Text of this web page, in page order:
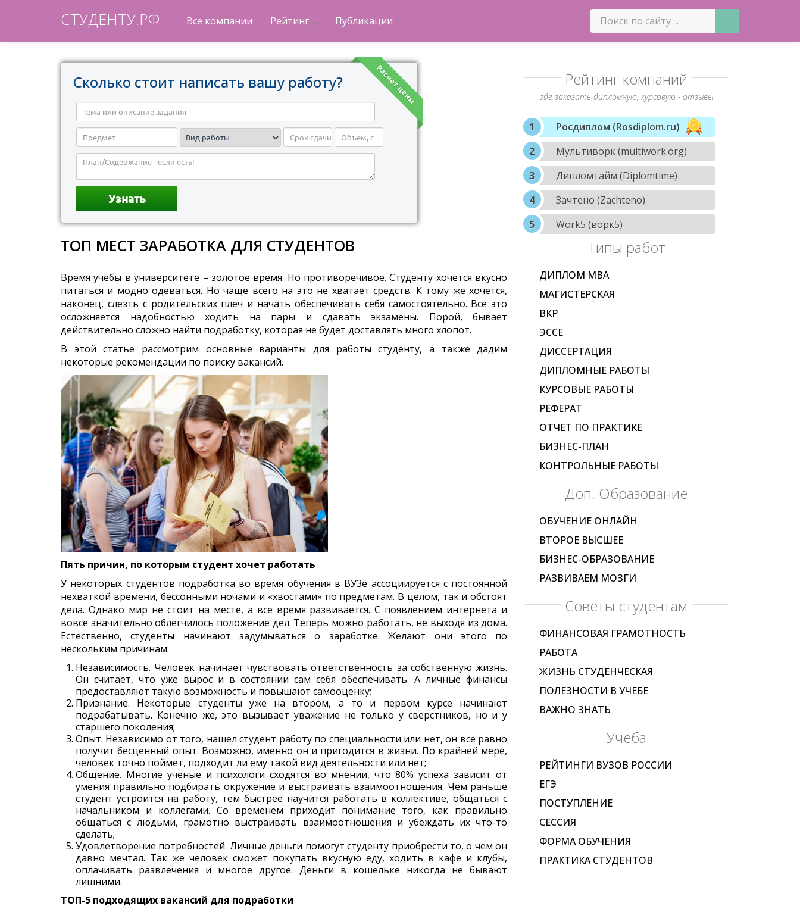
СТУДЕНТУ.РФ Все компании Рейтинг Публикации
Расчет цены
Сколько стоит написать вашу работу?
ТОП МЕСТ ЗАРАБОТКА ДЛЯ СТУДЕНТОВ
Время учебы в университете – золотое время. Но противоречивое. Студенту хочется вкусно
питаться и модно одеваться. Но чаще всего на это не хватает средств. К тому же хочется,
наконец, слезть с родительских плеч и начать обеспечивать себя самостоятельно. Все это
осложняется надобностью ходить на пары и сдавать экзамены. Порой, бывает
действительно сложно найти подработку, которая не будет доставлять много хлопот.
В этой статье рассмотрим основные варианты для работы студенту, а также дадим
некоторые рекомендации по поиску вакансий.
Пять причин, по которым студент хочет работать
У некоторых студентов подработка во время обучения в ВУЗе ассоциируется с постоянной
нехваткой времени, бессонными ночами и «хвостами» по предметам. В целом, так и обстоят
дела. Однако мир не стоит на месте, а все время развивается. С появлением интернета и
вовсе значительно облегчилось положение дел. Теперь можно работать, не выходя из дома.
Естественно, студенты начинают задумываться о заработке. Желают они этого по
нескольким причинам:
Независимость. Человек начинает чувствовать ответственность за собственную жизнь.
Он считает, что уже вырос и в состоянии сам себя обеспечивать. А личные финансы
предоставляют такую возможность и повышают самооценку;
Признание. Некоторые студенты уже на втором, а то и первом курсе начинают
подрабатывать. Конечно же, это вызывает уважение не только у сверстников, но и у
старшего поколения;
Опыт. Независимо от того, нашел студент работу по специальности или нет, он все равно
получит бесценный опыт. Возможно, именно он и пригодится в жизни. По крайней мере,
человек точно поймет, подходит ли ему такой вид деятельности или нет;
Общение. Многие ученые и психологи сходятся во мнении, что 80% успеха зависит от
умения правильно подбирать окружение и выстраивать взаимоотношения. Чем раньше
студент устроится на работу, тем быстрее научится работать в коллективе, общаться с
начальником и коллегами. Со временем приходит понимание того, как правильно
общаться с людьми, грамотно выстраивать взаимоотношения и убеждать их что-то
сделать;
Удовлетворение потребностей. Личные деньги помогут студенту приобрести то, о чем он
давно мечтал. Так же человек сможет покупать вкусную еду, ходить в кафе и клубы,
оплачивать развлечения и многое другое. Деньги в кошельке никогда не бывают
лишними.
ТОП-5 подходящих вакансий для подработки
Рейтинг компаний
где заказать дипломную, курсовую - отзывы
Росдиплом (Rosdiplom.ru)
Мультиворк (multiwork.org)
Дипломтайм (Diplomtime)
Зачтено (Zachteno)
Work5 (ворк5)
Типы работ
ДИПЛОМ МВА
МАГИСТЕРСКАЯ
ВКР
ЭССЕ
ДИССЕРТАЦИЯ
ДИПЛОМНЫЕ РАБОТЫ
КУРСОВЫЕ РАБОТЫ
РЕФЕРАТ
ОТЧЕТ ПО ПРАКТИКЕ
БИЗНЕС-ПЛАН
КОНТРОЛЬНЫЕ РАБОТЫ
Доп. Образование
ОБУЧЕНИЕ ОНЛАЙН
ВТОРОЕ ВЫСШЕЕ
БИЗНЕС-ОБРАЗОВАНИЕ
РАЗВИВАЕМ МОЗГИ
Советы студентам
ФИНАНСОВАЯ ГРАМОТНОСТЬ
РАБОТА
ЖИЗНЬ СТУДЕНЧЕСКАЯ
ПОЛЕЗНОСТИ В УЧЕБЕ
ВАЖНО ЗНАТЬ
Учеба
РЕЙТИНГИ ВУЗОВ РОССИИ
ЕГЭ
ПОСТУПЛЕНИЕ
СЕССИЯ
ФОРМА ОБУЧЕНИЯ
ПРАКТИКА СТУДЕНТОВ